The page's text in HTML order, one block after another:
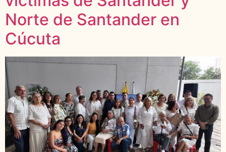
Norte de Santander en
Cúcuta